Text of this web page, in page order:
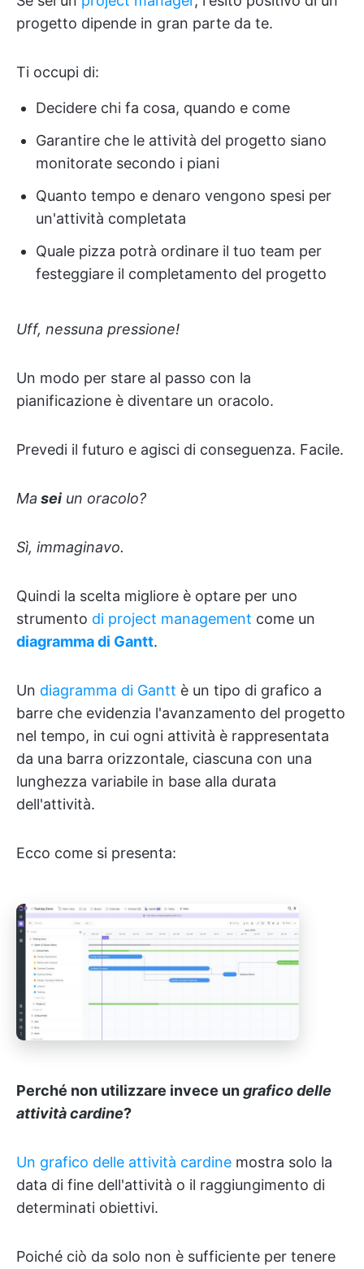
progetto dipende in gran parte da te.
Ti occupi di:
Decidere chi fa cosa, quando e come
Garantire che le attività del progetto siano
monitorate secondo i piani
Quanto tempo e denaro vengono spesi per
un'attività completata
Quale pizza potrà ordinare il tuo team per
festeggiare il completamento del progetto
Uff, nessuna pressione!
Un modo per stare al passo con la
pianificazione è diventare un oracolo.
Prevedi il futuro e agisci di conseguenza. Facile.
Ma sei un oracolo?
Sì, immaginavo.
Quindi la scelta migliore è optare per uno
strumento di project management come un
diagramma di Gantt.
Un diagramma di Gantt è un tipo di grafico a
barre che evidenzia l'avanzamento del progetto
nel tempo, in cui ogni attività è rappresentata
da una barra orizzontale, ciascuna con una
lunghezza variabile in base alla durata
dell'attività.
Ecco come si presenta:
Perché non utilizzare invece ungrafico delle
attività cardine?
Un grafico delle attività cardine mostra solo la
data di fine dell'attività o il raggiungimento di
determinati obiettivi.
Poiché ciò da solo non è sufficiente per tenere